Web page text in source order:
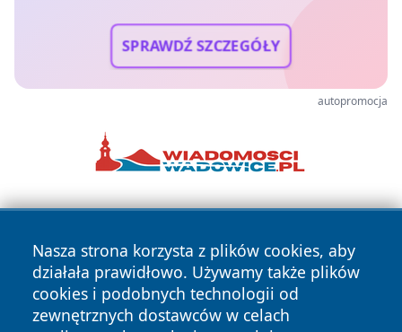
SPRAWDŹ SZCZEGÓŁY
autopromocja
Nasza strona korzysta z plików cookies, aby
działała prawidłowo. Używamy także plików
cookies i podobnych technologii od
zewnętrznych dostawców w celach
Copyright © 2026 stalowanews.pl Wszystkie prawa